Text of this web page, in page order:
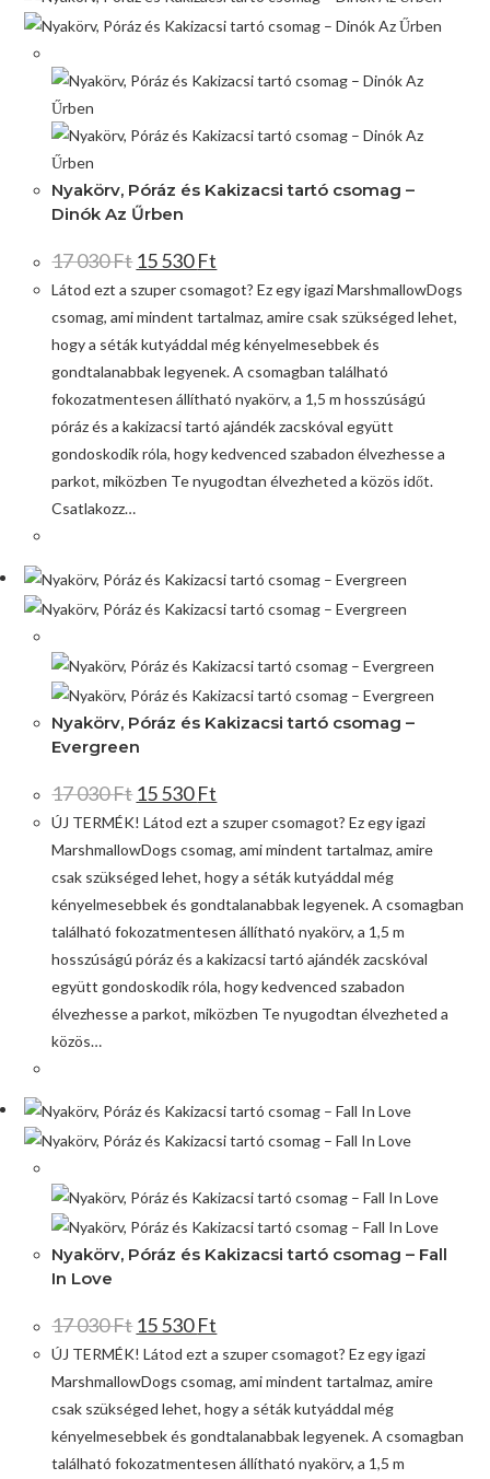
Nyakörv, Póráz és Kakizacsi tartó csomag –
Dinók Az Űrben
17 030Ft 15 530Ft
Látod ezt a szuper csomagot? Ez egy igazi MarshmallowDogs
csomag, ami mindent tartalmaz, amire csak szükséged lehet,
hogy a séták kutyáddal még kényelmesebbek és
gondtalanabbak legyenek. A csomagban található
fokozatmentesen állítható nyakörv, a 1,5 m hosszúságú
póráz és a kakizacsi tartó ajándék zacskóval együtt
gondoskodik róla, hogy kedvenced szabadon élvezhesse a
parkot, miközben Te nyugodtan élvezheted a közös időt.
Csatlakozz…
Nyakörv, Póráz és Kakizacsi tartó csomag –
Evergreen
17 030Ft 15 530Ft
ÚJ TERMÉK! Látod ezt a szuper csomagot? Ez egy igazi
MarshmallowDogs csomag, ami mindent tartalmaz, amire
csak szükséged lehet, hogy a séták kutyáddal még
kényelmesebbek és gondtalanabbak legyenek. A csomagban
található fokozatmentesen állítható nyakörv, a 1,5 m
hosszúságú póráz és a kakizacsi tartó ajándék zacskóval
együtt gondoskodik róla, hogy kedvenced szabadon
élvezhesse a parkot, miközben Te nyugodtan élvezheted a
közös…
Nyakörv, Póráz és Kakizacsi tartó csomag – Fall
In Love
17 030Ft 15 530Ft
ÚJ TERMÉK! Látod ezt a szuper csomagot? Ez egy igazi
MarshmallowDogs csomag, ami mindent tartalmaz, amire
csak szükséged lehet, hogy a séták kutyáddal még
kényelmesebbek és gondtalanabbak legyenek. A csomagban
található fokozatmentesen állítható nyakörv, a 1,5 m